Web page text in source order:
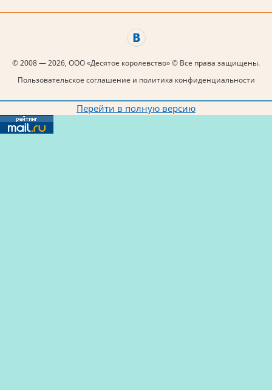
© 2008 — 2026, ООО «Десятое королевство» © Все права защищены.
Пользовательское соглашение и политика конфиденциальности
Перейти в полную версию